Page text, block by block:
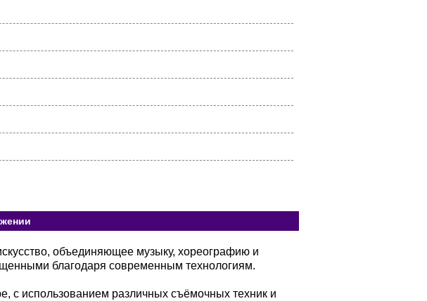
объединяющее музыку, хореографию и
благодаря современным технологиям.
с использованием различных съёмочных техник и